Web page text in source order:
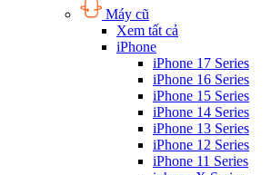
Máy cũ
Xem tất cả
iPhone
iPhone 17 Series
iPhone 16 Series
iPhone 15 Series
iPhone 14 Series
iPhone 13 Series
iPhone 12 Series
iPhone 11 Series